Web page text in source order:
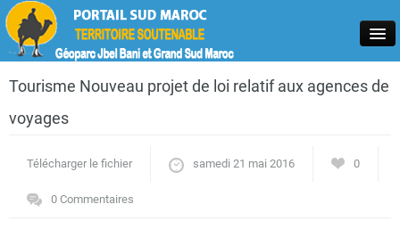
Close
Actualités
Tourisme Nouveau projet de loi relatif aux agences de
voyages
Télécharger le fichier samedi 21 mai 2016 0
0 Commentaires